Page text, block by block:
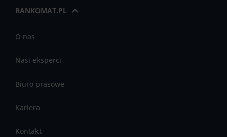
RANKOMAT.PL
O nas
Nasi eksperci
Biuro prasowe
Kariera
Kontakt